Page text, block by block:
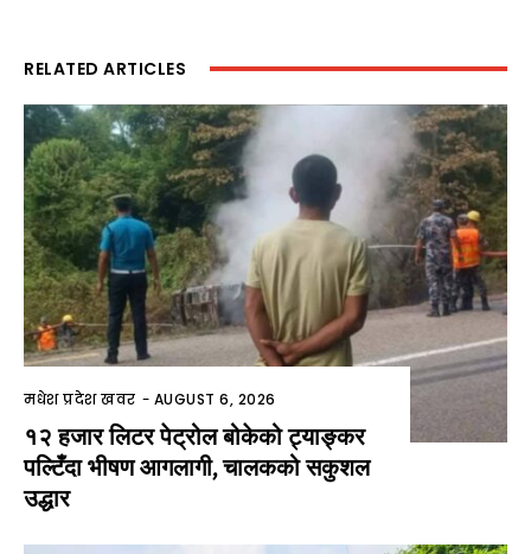
RELATED ARTICLES
मधेश प्रदेश खवर - AUGUST 6, 2026
१२ हजार लिटर पेट्रोल बोकेको ट्याङ्कर
पल्टिँदा भीषण आगलागी, चालकको सकुशल
उद्धार